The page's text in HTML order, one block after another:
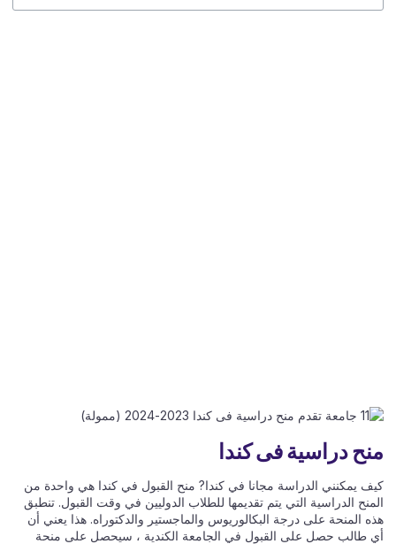
دراسية فى كندا
يمكنني الدراسة مجانا في كندا? منح القبول في كندا هي واحدة من
الدراسية التي يتم تقديمها للطلاب الدوليين في وقت القبول. تنطبق
المنحة على درجة البكالوريوس والماجستير والدكتوراه. هذا يعني أن
طالب حصل على القبول في الجامعة الكندية ، سيحصل على منحة